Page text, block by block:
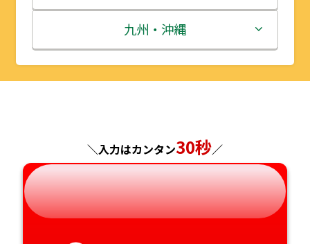
秋田県
山形県
埼玉県
千葉県
神奈川県
石川県
福井県
長野県
岐阜県
静岡県
滋賀県
京都府
兵庫県
奈良県
和歌山県
鳥取県
島根県
広島県
山口県
徳島県
九州・沖縄
福岡県
長崎県
熊本県
大分県
＼入力はカンタン30秒／